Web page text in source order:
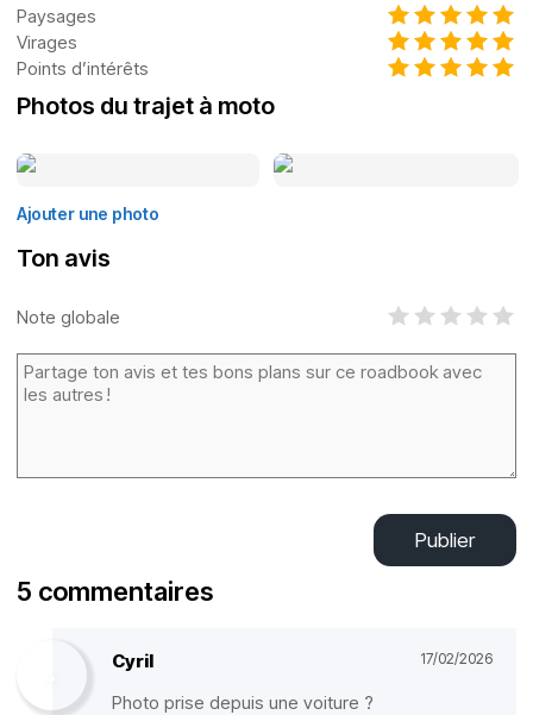
Paysages
Virages
Points d’intérêts
Photos du trajet à moto
Ajouter une photo
Ton avis
Note globale
Publier
5 commentaires
Cyril 17/02/2026
Photo prise depuis une voiture ?